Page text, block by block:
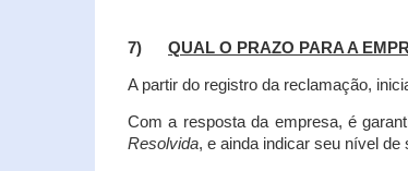
7) QUAL O PRAZO PARA A
A partir do registro da reclamação,
Com a resposta da empresa, é
Resolvida, e ainda indicar seu nível